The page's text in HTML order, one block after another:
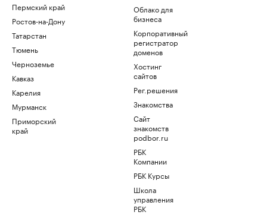
Пермский край
Ростов-на-Дону
Татарстан
Тюмень
Черноземье
Кавказ
Карелия
Мурманск
Приморский
край
Облако для
бизнеса
Корпоративный
регистратор
доменов
Хостинг
сайтов
Рег.решения
Знакомства
Сайт
знакомств
podbor.ru
РБК
Компании
РБК Курсы
Школа
управления
РБК